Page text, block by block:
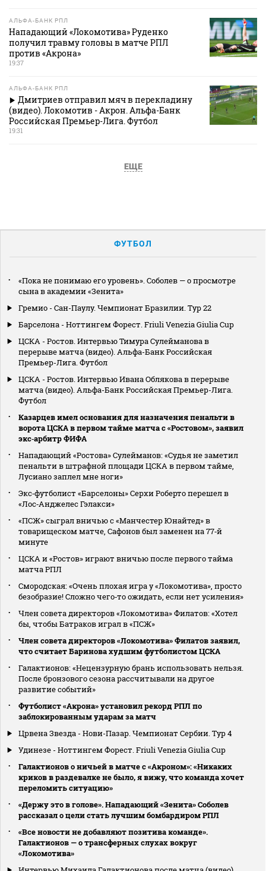
АЛЬФА-БАНК РПЛ
Нападающий «Локомотива» Руденко
получил травму головы в матче РПЛ
против «Акрона»
19:37
АЛЬФА-БАНК РПЛ
Дмитриев отправил мяч в перекладину
(видео). Локомотив - Акрон. Альфа-Банк
Российская Премьер-Лига. Футбол
19:31
ЕЩЕ
ФУТБОЛ
«Пока не понимаю его уровень». Соболев — о просмотре
сына в академии «Зенита»
Гремио - Сан-Паулу. Чемпионат Бразилии. Тур 22
Барселона - Ноттингем Форест. Friuli Venezia Giulia Cup
ЦСКА - Ростов. Интервью Тимура Сулейманова в
перерыве матча (видео). Альфа-Банк Российская
Премьер-Лига. Футбол
ЦСКА - Ростов. Интервью Ивана Облякова в перерыве
матча (видео). Альфа-Банк Российская Премьер-Лига.
Футбол
Казарцев имел основания для назначения пенальти в
ворота ЦСКА в первом тайме матча с «Ростовом», заявил
экс‑арбитр ФИФА
Нападающий «Ростова» Сулейманов: «Судья не заметил
пенальти в штрафной площади ЦСКА в первом тайме,
Лусиано заплел мне ноги»
Экс‑футболист «Барселоны» Серхи Роберто перешел в
«Лос‑Анджелес Гэлакси»
«ПСЖ» сыграл вничью с «Манчестер Юнайтед» в
товарищеском матче, Сафонов был заменен на 77‑й
минуте
ЦСКА и «Ростов» играют вничью после первого тайма
матча РПЛ
Смородская: «Очень плохая игра у «Локомотива», просто
безобразие! Сложно чего‑то ожидать, если нет усиления»
Член совета директоров «Локомотива» Филатов: «Хотел
бы, чтобы Батраков играл в «ПСЖ»
Член совета директоров «Локомотива» Филатов заявил,
что считает Баринова худшим футболистом ЦСКА
Галактионов: «Нецензурную брань использовать нельзя.
После бронзового сезона рассчитывали на другое
развитие событий»
Футболист «Акрона» установил рекорд РПЛ по
заблокированным ударам за матч
Црвена Звезда - Нови-Пазар. Чемпионат Сербии. Тур 4
Удинезе - Ноттингем Форест. Friuli Venezia Giulia Cup
Галактионов о ничьей в матче с «Акроном»: «Никаких
криков в раздевалке не было, я вижу, что команда хочет
переломить ситуацию»
«Держу это в голове». Нападающий «Зенита» Соболев
рассказал о цели стать лучшим бомбардиром РПЛ
«Все новости не добавляют позитива команде».
Галактионов — о трансферных слухах вокруг
«Локомотива»